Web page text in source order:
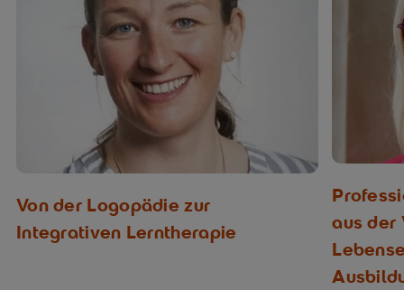
Von der Logopädie zur
Integrativen Lerntherapie
aus der